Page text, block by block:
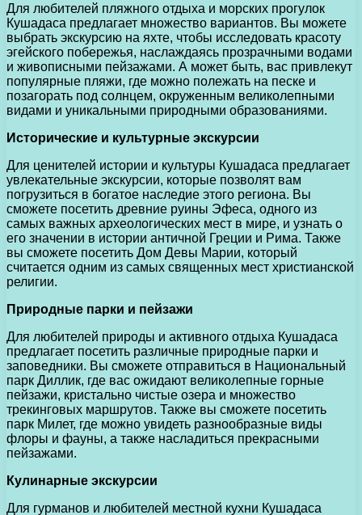
Для любителей пляжного отдыха и морских прогулок
Кушадаса предлагает множество вариантов. Вы можете
выбрать экскурсию на яхте, чтобы исследовать красоту
эгейского побережья, наслаждаясь прозрачными водами
и живописными пейзажами. А может быть, вас привлекут
популярные пляжи, где можно полежать на песке и
позагорать под солнцем, окруженным великолепными
видами и уникальными природными образованиями.
Исторические и культурные экскурсии
Для ценителей истории и культуры Кушадаса предлагает
увлекательные экскурсии, которые позволят вам
погрузиться в богатое наследие этого региона. Вы
сможете посетить древние руины Эфеса, одного из
самых важных археологических мест в мире, и узнать о
его значении в истории античной Греции и Рима. Также
вы сможете посетить Дом Девы Марии, который
считается одним из самых священных мест христианской
религии.
Природные парки и пейзажи
Для любителей природы и активного отдыха Кушадаса
предлагает посетить различные природные парки и
заповедники. Вы сможете отправиться в Национальный
парк Диллик, где вас ожидают великолепные горные
пейзажи, кристально чистые озера и множество
трекинговых маршрутов. Также вы сможете посетить
парк Милет, где можно увидеть разнообразные виды
флоры и фауны, а также насладиться прекрасными
пейзажами.
Кулинарные экскурсии
Для гурманов и любителей местной кухни Кушадаса